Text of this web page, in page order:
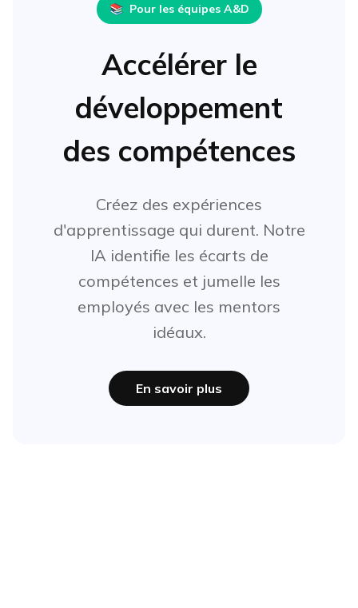
📚 Pour les équipes A&D
Accélérer le
développement
des compétences
Créez des expériences
d'apprentissage qui durent. Notre
IA identifie les écarts de
compétences et jumelle les
employés avec les mentors
idéaux.
En savoir plus